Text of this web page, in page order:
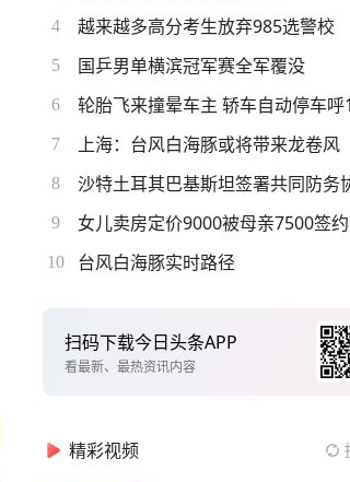
4 越来越多高分考生放弃985选警校
5 国乒男单横滨冠军赛全军覆没
6 轮胎飞来撞晕车主 轿车自动停车呼
7 上海：台风白海豚或将带来龙卷风
8 沙特土耳其巴基斯坦签署共同防务
9 女儿卖房定价9000被母亲7500签约
10 台风白海豚实时路径
扫码下载今日头条APP
看最新、最热资讯内容
精彩视频